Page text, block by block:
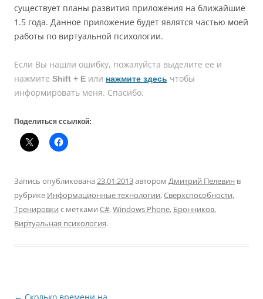
существует планы развития приложения на ближайшие
1.5 года. Данное приложение будет являтся частью моей
работы по виртуальной психологии.
Если Вы нашли ошибку, пожалуйcта выделите ее и
нажмите Shift + E или нажмите здесь чтобы
информировать меня. Спасибо.
Поделиться ссылкой:
Запись опубликована 23.01.2013автором Дмитрий Пелевин в
рубрике Информационные технологии,Сверхспособности,
Тренировки с метками C#,Windows Phone, Бронников,
Виртуальная психология.